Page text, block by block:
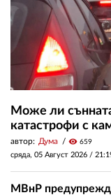
Може ли
катастрофи с
автор: Дума visibility 659
сряда, 05 Август 2026 /
МВнР